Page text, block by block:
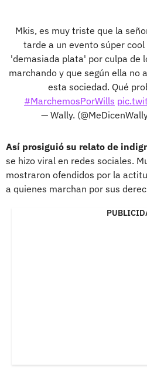
Mkis, es muy triste que la
tarde a un evento súper
'demasiada plata' por culpa de
marchando y que según ella no
esta sociedad. Qué
#MarchemosPorWills
— Wally.
Así prosiguió su relato de
se hizo viral en redes sociales.
mostraron ofendidos por la
a quienes marchan por sus